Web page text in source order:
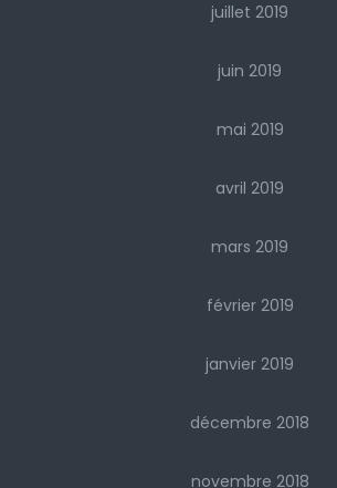
juillet 2019
juin 2019
mai 2019
avril 2019
mars 2019
février 2019
janvier 2019
décembre 2018
novembre 2018